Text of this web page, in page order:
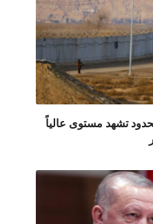
تشهد مستوى عالياً